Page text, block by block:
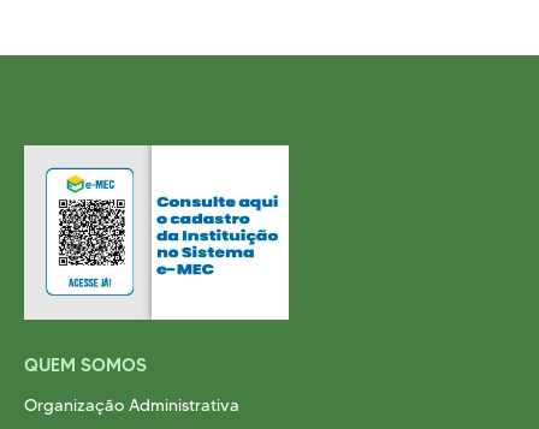
QUEM SOMOS
Organização Administrativa